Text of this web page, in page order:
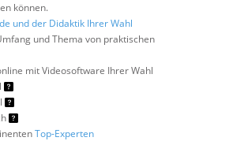
können.
und der Didaktik Ihrer Wahl
und Thema von praktischen
mit Videosoftware Ihrer Wahl
Top-Experten